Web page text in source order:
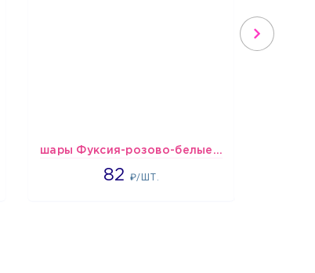
шары Фуксия-розово-белые пастельные
82 ₽/ШТ.
1637